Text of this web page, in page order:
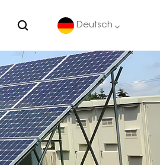
Deutsch
English
Deutsch
español